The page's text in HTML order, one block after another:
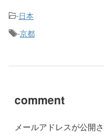
-日本
-京都
comment
メールアドレスが公開